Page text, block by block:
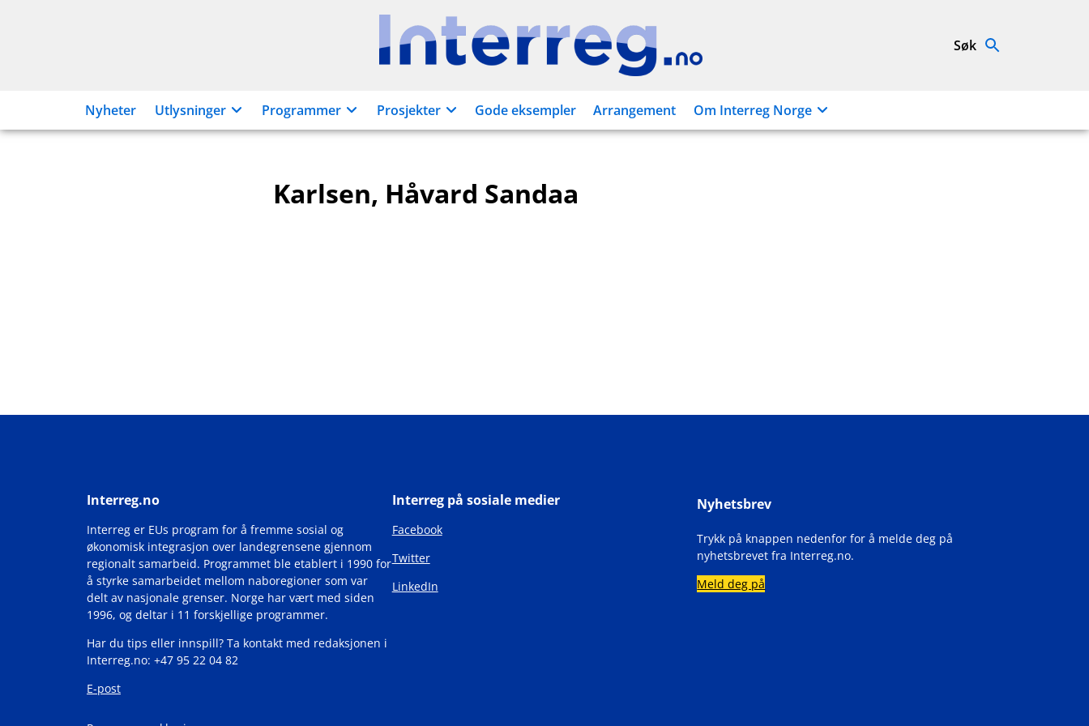
Interreg.no Søk
Nyheter Utlysninger Programmer Prosjekter Gode eksempler Arrangement Om Interreg Norge
Karlsen, Håvard Sandaa
Interreg.no
Interreg er EUs program for å fremme sosial og
økonomisk integrasjon over landegrensene gjennom
regionalt samarbeid. Programmet ble etablert i 1990 for
å styrke samarbeidet mellom naboregioner som var
delt av nasjonale grenser. Norge har vært med siden
1996, og deltar i 11 forskjellige programmer.
Har du tips eller innspill? Ta kontakt med redaksjonen i
Interreg.no: +47 95 22 04 82
E-post
Interreg på sosiale medier
Facebook
Twitter
LinkedIn
Nyhetsbrev
Trykk på knappen nedenfor for å melde deg på
nyhetsbrevet fra Interreg.no.
Meld deg på